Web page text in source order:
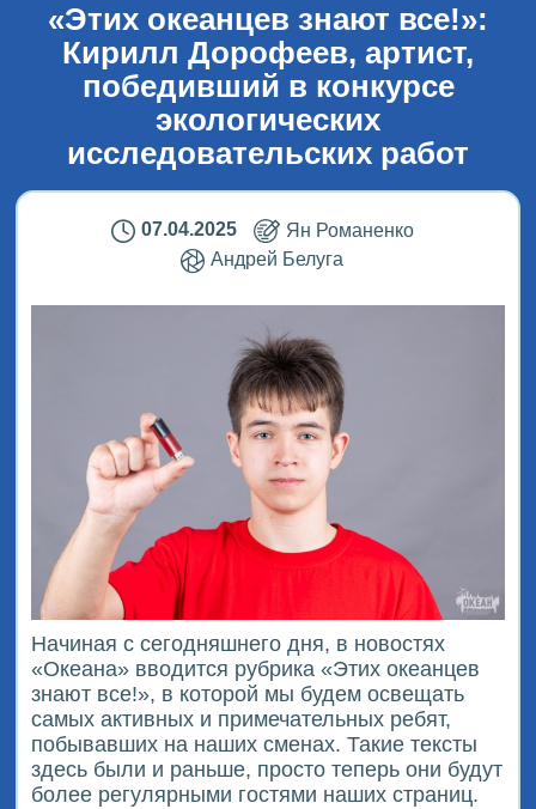
«Этих океанцев знают все!»:
Кирилл Дорофеев, артист,
победивший в конкурсе
экологических
исследовательских работ
07.04.2025
Ян Романенко
Андрей Белуга
Начиная с сегодняшнего дня, в новостях
«Океана» вводится рубрика «Этих океанцев
знают все!», в которой мы будем освещать
самых активных и примечательных ребят,
побывавших на наших сменах. Такие тексты
здесь были и раньше, просто теперь они будут
более регулярными гостями наших страниц.